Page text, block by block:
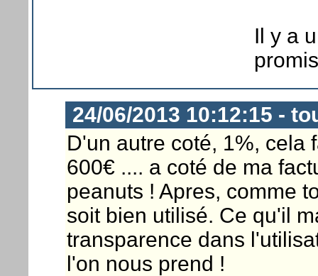
Il y a
24/06/2013 10:12:15 -
D'un autre coté, 1%, cela
600€ .... a coté de ma
peanuts ! Apres, comme
soit bien utilisé. Ce qu'il
transparence dans
l'on nous prend !